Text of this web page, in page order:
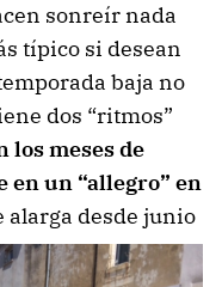
sonreír nada
típico si desean
baja no
dos “ritmos”
los meses de
un “allegro” en
alarga desde junio